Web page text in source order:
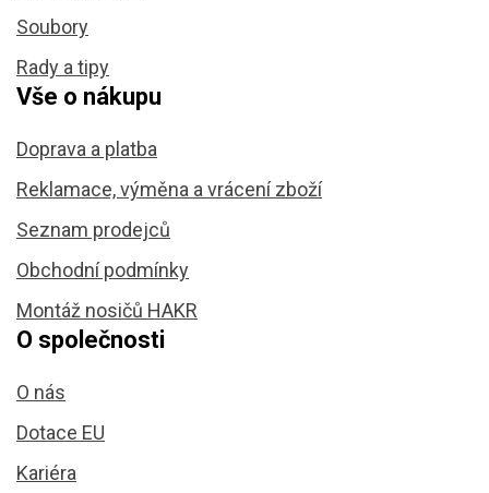
Soubory
Rady a tipy
Vše o nákupu
Doprava a platba
Reklamace, výměna a vrácení zboží
Seznam prodejců
Obchodní podmínky
Montáž nosičů HAKR
O společnosti
O nás
Dotace EU
Kariéra